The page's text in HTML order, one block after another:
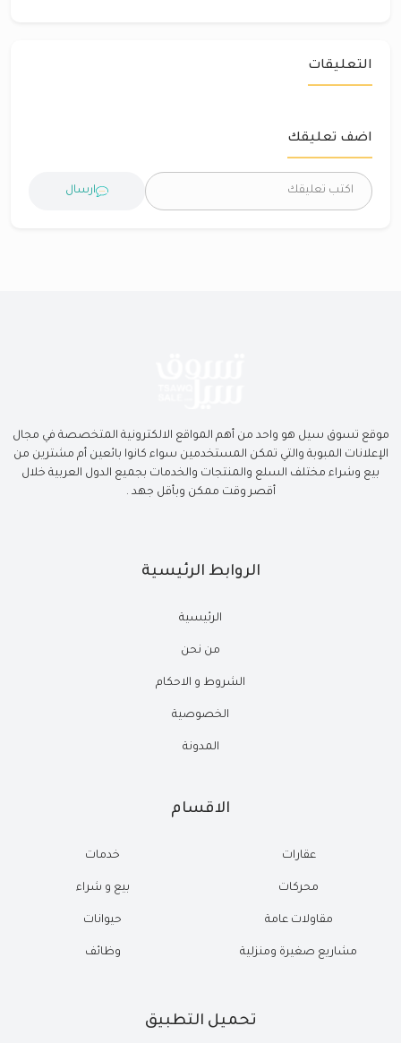
التعليقات
اضف تعليقك
ارسال
موقع تسوق سيل هو واحد من أهم المواقع الالكترونية المتخصصة في مجال
الإعلانات المبوبة والتي تمكن المستخدمين سواء كانوا بائعين أم مشترين من
بيع وشراء مختلف السلع والمنتجات والخدمات بجميع الدول العربية خلال
أقصر وقت ممكن وبأقل جهد .
الروابط الرئيسية
الرئيسية
من نحن
الشروط و الاحكام
الخصوصية
المدونة
الاقسام
عقارات
محركات
مقاولات عامة
مشاريع صغيرة ومنزلية
خدمات
بيع و شراء
حيوانات
وظائف
تحميل التطبيق